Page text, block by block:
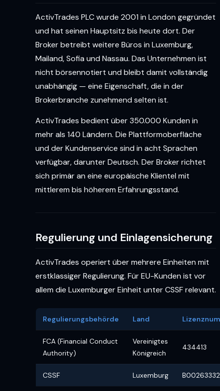
ActivTrades PLC wurde 2001 in London gegründet
und hat seinen Hauptsitz bis heute dort. Der
Broker betreibt weitere Büros in Luxemburg,
Mailand, Sofia und Nassau. Das Unternehmen ist
nicht börsennotiert und bleibt damit vollständig
unabhängig — eine Eigenschaft, die in der
Brokerbranche zunehmend selten ist.
ActivTrades bedient über 350.000 Kunden in
mehr als 140 Ländern. Die Plattformoberfläche
und der Kundenservice sind in acht Sprachen
verfügbar, darunter Deutsch. Der Broker richtet
sich primär an eine europäische Klientel mit
mittlerem bis höherem Erfahrungsstand.
Regulierung und Einlagensicherung
ActivTrades operiert über mehrere Einheiten mit
erstklassiger Regulierung. Für EU-Kunden ist vor
allem die Luxemburger Einheit unter CSSF relevant.
Regulierungsbehörde Land
FCA (Financial Conduct
Authority)
Vereinigtes
Königreich
434413
CSSF Luxemburg B00263332